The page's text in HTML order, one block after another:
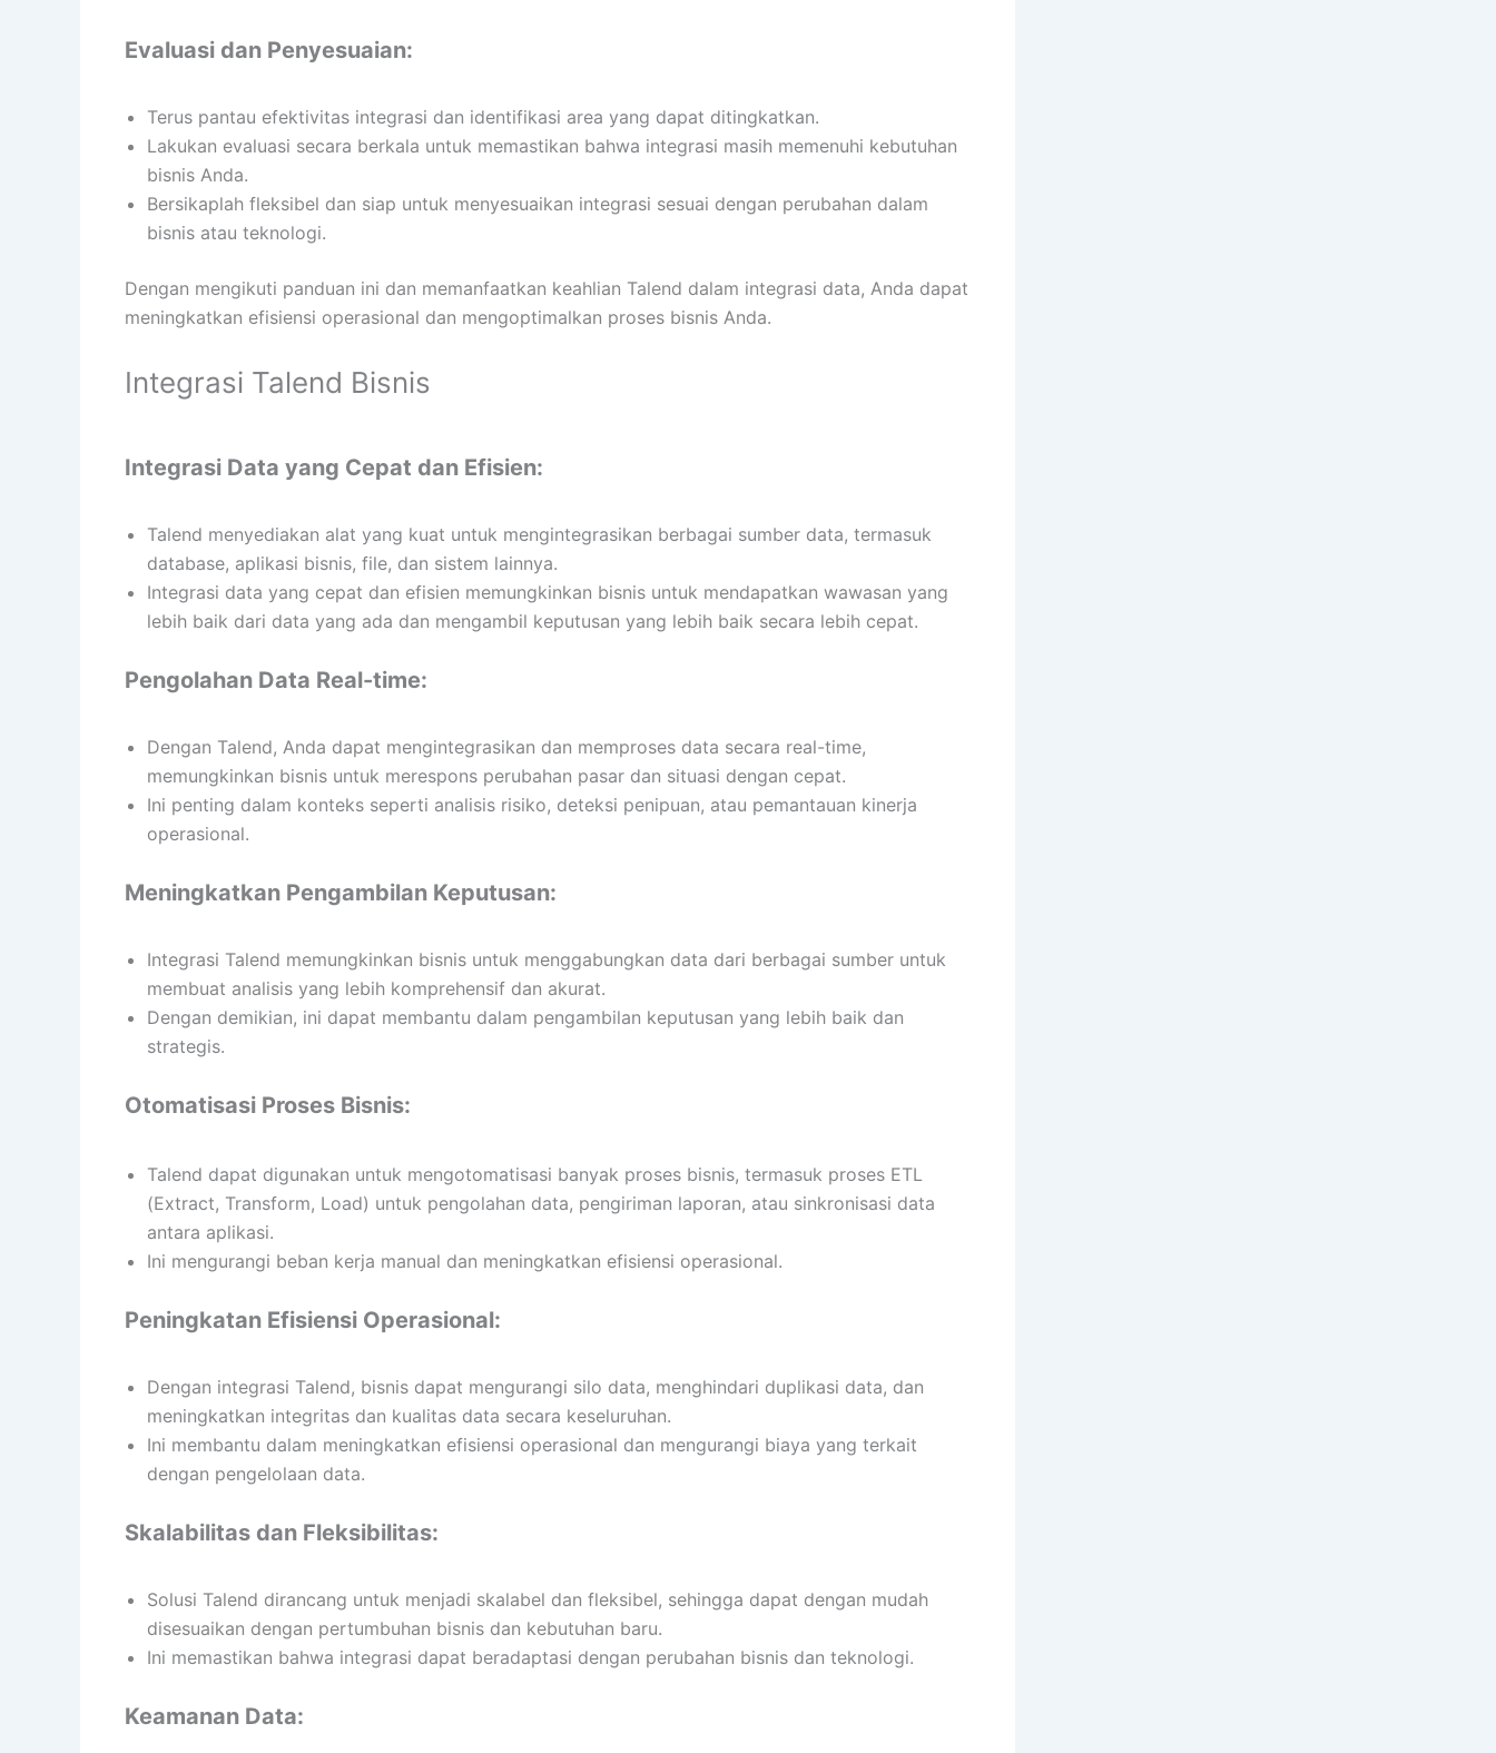
Evaluasi dan Penyesuaian:
Terus pantau efektivitas integrasi dan identifikasi area yang dapat ditingkatkan.
Lakukan evaluasi secara berkala untuk memastikan bahwa integrasi masih memenuhi kebutuhan
bisnis Anda.
Bersikaplah fleksibel dan siap untuk menyesuaikan integrasi sesuai dengan perubahan dalam
bisnis atau teknologi.
Dengan mengikuti panduan ini dan memanfaatkan keahlian Talend dalam integrasi data, Anda dapat
meningkatkan efisiensi operasional dan mengoptimalkan proses bisnis Anda.
Integrasi Talend Bisnis
Integrasi Data yang Cepat dan Efisien:
Talend menyediakan alat yang kuat untuk mengintegrasikan berbagai sumber data, termasuk
database, aplikasi bisnis, file, dan sistem lainnya.
Integrasi data yang cepat dan efisien memungkinkan bisnis untuk mendapatkan wawasan yang
lebih baik dari data yang ada dan mengambil keputusan yang lebih baik secara lebih cepat.
Pengolahan Data Real-time:
Dengan Talend, Anda dapat mengintegrasikan dan memproses data secara real-time,
memungkinkan bisnis untuk merespons perubahan pasar dan situasi dengan cepat.
Ini penting dalam konteks seperti analisis risiko, deteksi penipuan, atau pemantauan kinerja
operasional.
Meningkatkan Pengambilan Keputusan:
Integrasi Talend memungkinkan bisnis untuk menggabungkan data dari berbagai sumber untuk
membuat analisis yang lebih komprehensif dan akurat.
Dengan demikian, ini dapat membantu dalam pengambilan keputusan yang lebih baik dan
strategis.
Otomatisasi Proses Bisnis:
Talend dapat digunakan untuk mengotomatisasi banyak proses bisnis, termasuk proses ETL
(Extract, Transform, Load) untuk pengolahan data, pengiriman laporan, atau sinkronisasi data
antara aplikasi.
Ini mengurangi beban kerja manual dan meningkatkan efisiensi operasional.
Peningkatan Efisiensi Operasional:
Dengan integrasi Talend, bisnis dapat mengurangi silo data, menghindari duplikasi data, dan
meningkatkan integritas dan kualitas data secara keseluruhan.
Ini membantu dalam meningkatkan efisiensi operasional dan mengurangi biaya yang terkait
dengan pengelolaan data.
Skalabilitas dan Fleksibilitas:
Solusi Talend dirancang untuk menjadi skalabel dan fleksibel, sehingga dapat dengan mudah
disesuaikan dengan pertumbuhan bisnis dan kebutuhan baru.
Ini memastikan bahwa integrasi dapat beradaptasi dengan perubahan bisnis dan teknologi.
Keamanan Data: